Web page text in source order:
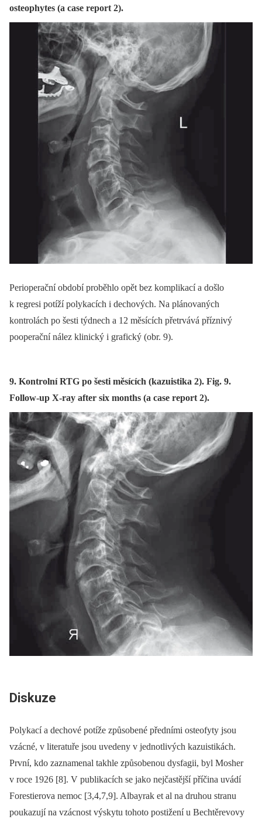
osteophytes (a case report 2).
Perioperační období proběhlo opět bez komplikací a došlo
k regresi potíží polykacích i dechových. Na plánovaných
kontrolách po šesti týdnech a 12 měsících přetrvává příznivý
pooperační nález klinický i grafický (obr. 9).
9. Kontrolní RTG po šesti měsících (kazuistika 2). Fig. 9.
Follow-up X-ray after six months (a case report 2).
Diskuze
Polykací a dechové potíže způsobené předními osteofyty jsou
vzácné, v literatuře jsou uvedeny v jednotlivých kazuistikách.
První, kdo zaznamenal takhle způsobenou dysfagii, byl Mosher
v roce 1926 [8]. V publikacích se jako nejčastější příčina uvádí
Forestierova nemoc [3,4,7,9]. Albayrak et al na druhou stranu
poukazují na vzácnost výskytu tohoto postižení u Bechtěrevovy